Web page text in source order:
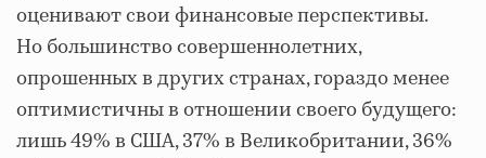
оценивают свои финансовые перспективы.
Но большинство совершеннолетних,
опрошенных в других странах, гораздо менее
оптимистичны в отношении своего будущего:
лишь 49% в США, 37% в Великобритании, 36%